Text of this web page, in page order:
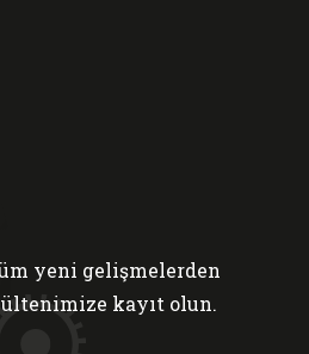
yeni gelişmelerden
kayıt olun.